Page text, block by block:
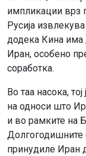
импликации врз
Русија
додека Кина има
Иран, особено
соработка.
Во таа насока,
на односи што
и во рамките на
Долгогодишните
принудиле Иран